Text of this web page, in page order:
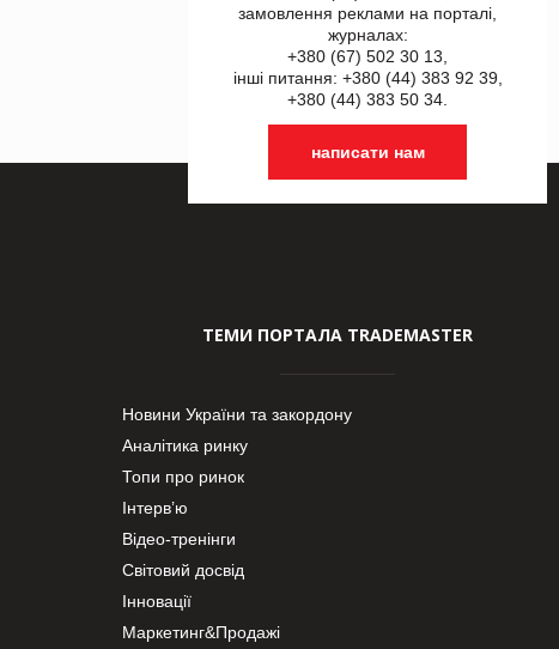
замовлення реклами на порталі,
журналах:
+380 (67) 502 30 13,
інші питання: +380 (44) 383 92 39,
+380 (44) 383 50 34.
написати нам
ТЕМИ ПОРТАЛА TRADEMASTER
Новини України та закордону
Аналітика ринку
Топи про ринок
Інтерв’ю
Відео-тренінги
Світовий досвід
Інновації
Маркетинг&Продажі